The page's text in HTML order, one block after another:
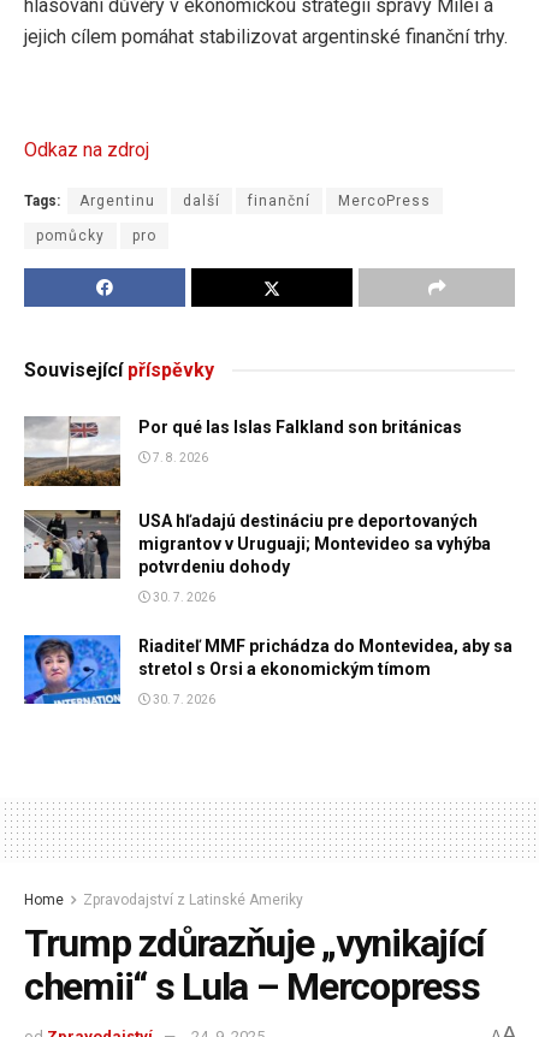
hlasování důvěry v ekonomickou strategii správy Milei a
jejich cílem pomáhat stabilizovat argentinské finanční trhy.
Odkaz na zdroj
Tags: Argentinu další finanční MercoPress
pomůcky pro
Souvisejícípříspěvky
Por qué las Islas Falkland son británicas
7. 8. 2026
USA hľadajú destináciu pre deportovaných
migrantov v Uruguaji; Montevideo sa vyhýba
potvrdeniu dohody
30. 7. 2026
Riaditeľ MMF prichádza do Montevidea, aby sa
stretol s Orsi a ekonomickým tímom
30. 7. 2026
Home Zpravodajství z Latinské Ameriky
Trump zdůrazňuje „vynikající
chemii“ s Lula – Mercopress